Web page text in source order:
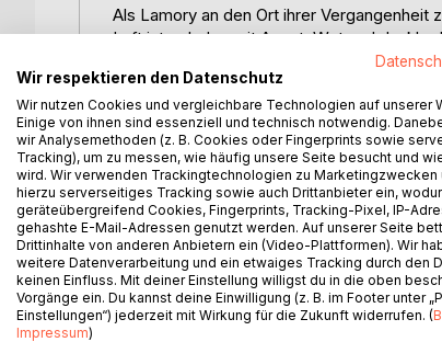
Als Lamory an den Ort ihrer
Luft ist geladen mit Angst, Wut und
Im Zentrum dieser Dunkelheit steht Toran
kontrollieren und ihre Schwächen gegen
Zwischen inneren Zweifeln, alten
Kraft, die größer ist als Angst:
die Kraft von Energie, Verbindung und
Doch wird sie stark genug sein, sich
dort, wo alles zu zerbrechen droht, ein
Wir respektieren den Datenschutz
Wir nutzen Cookies und vergleichbare Technologien auf unserer
Einige von ihnen sind essenziell und technisch notwendig.
wir Analysemethoden (z. B. Cookies oder Fingerprints sowie
Tracking), um zu messen, wie häufig unsere Seite besucht und
wird. Wir verwenden Trackingtechnologien zu Marketingzwecken
hierzu serverseitiges Tracking sowie auch Drittanbieter ein,
geräteübergreifend Cookies, Fingerprints, Tracking-Pixel, IP-
gehashte E-Mail-Adressen genutzt werden. Auf unserer Seite
Drittinhalte von anderen Anbietern ein (Video-Plattformen). Wir
weitere Datenverarbeitung und ein etwaiges Tracking durch den
keinen Einfluss. Mit deiner Einstellung willigst du in die oben
Vorgänge ein. Du kannst deine Einwilligung (z. B. im Footer unter
Einstellungen“) jederzeit mit Wirkung für die Zukunft widerrufen. (
Impressum)